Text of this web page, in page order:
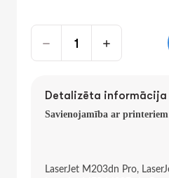
Detalizēta informācija
Savienojamība ar
LaserJet M203dn Pro,